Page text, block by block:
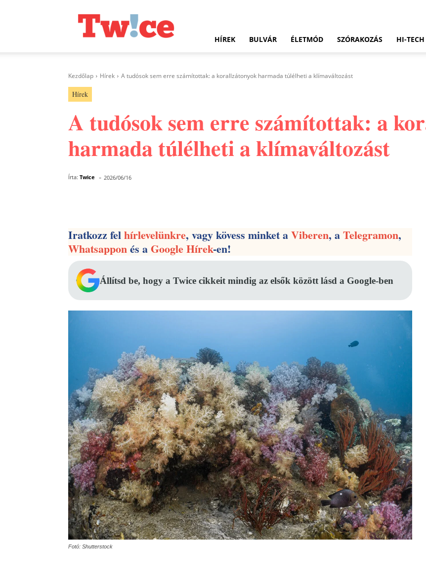
HÍREK BULVÁR ÉLETMÓD SZÓRAKOZÁS HI-TECH
Kezdőlap Hírek A tudósok sem erre számítottak: a korallzátonyok harmada túlélheti a klímaváltozást
Hírek
A tudósok sem erre számítottak: a
harmada túlélheti a klímaváltozást
Írta: Twice - 2026/06/16
Iratkozz felhírlevelünkre, vagy kövess minket aViberen, aTelegramon,
Whatsapponés aGoogle Hírek-en!
Állítsd be, hogy a Twice cikkeit mindig az elsők között lásd a Google-ben
Fotó: Shutterstock